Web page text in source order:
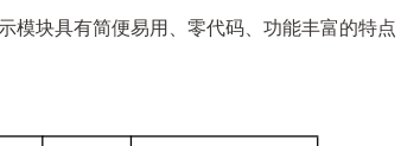
块具有简便易用、零代码、功能丰富的特